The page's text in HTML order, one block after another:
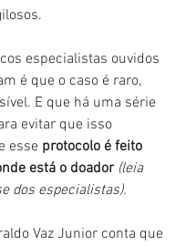
especialistas ouvidos
é que o caso é raro,
E que há uma série
evitar que isso
esse protocolo é feito
está o doador (leia
dos especialistas).
Vaz Junior conta que